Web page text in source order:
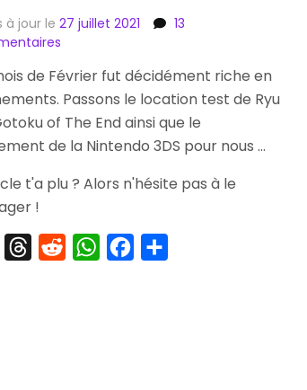
à jour le 27 juillet 2021
13
sur
Cave
Matsuri
98ème
Edition
,
Bilan
&
!
de Février fut décidément riche en
Passons le location test de Ryu
of The End ainsi que le
de la Nintendo 3DS pour nous …
t'a plu ? Alors n'hésite pas à le
!
ThreadsRedditWhatsAppFacebook